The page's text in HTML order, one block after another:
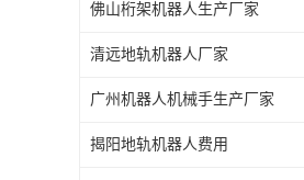
佛山桁架机器人生产厂家
清远地轨机器人厂家
广州机器人机械手生产厂家
揭阳地轨机器人费用